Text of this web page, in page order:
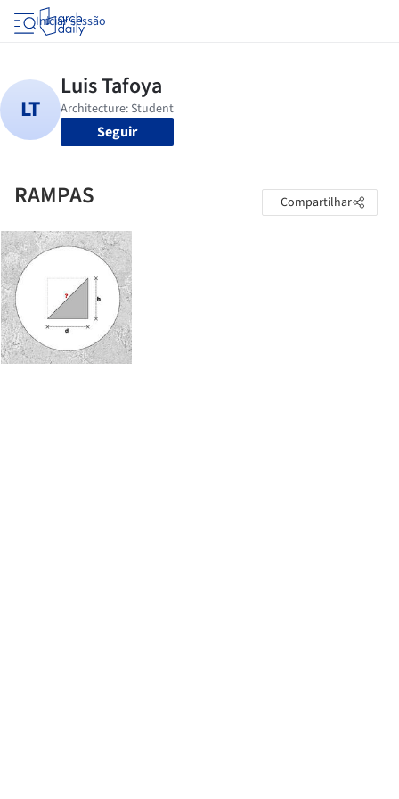
Iniciar sessão
Seguir
RAMPAS Compartilhar